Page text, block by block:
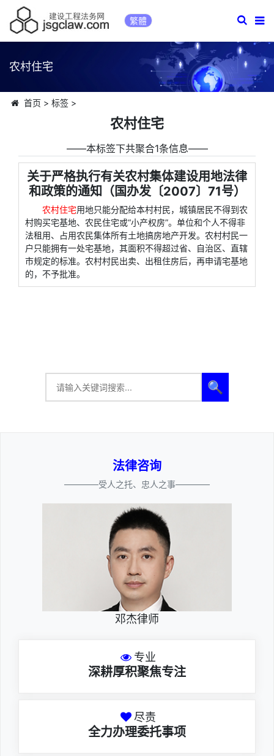
繁體
农村住宅
首页 > 标签>
农村住宅
――本标签下共聚合1条信息――
关于严格执行有关农村集体建设用地法律
和政策的通知（国办发〔2007〕71号）
农村住宅用地只能分配给本村村民，城镇居民不得到农
村购买宅基地、农民住宅或“小产权房”。单位和个人不得非
法租用、占用农民集体所有土地搞房地产开发。农村村民一
户只能拥有一处宅基地，其面积不得超过省、自治区、直辖
市规定的标准。农村村民出卖、出租住房后，再申请宅基地
的，不予批准。
🔍
法律咨询
————受人之托、忠人之事————
邓杰律师
专业
深耕厚积聚焦专注
尽责
全力办理委托事项